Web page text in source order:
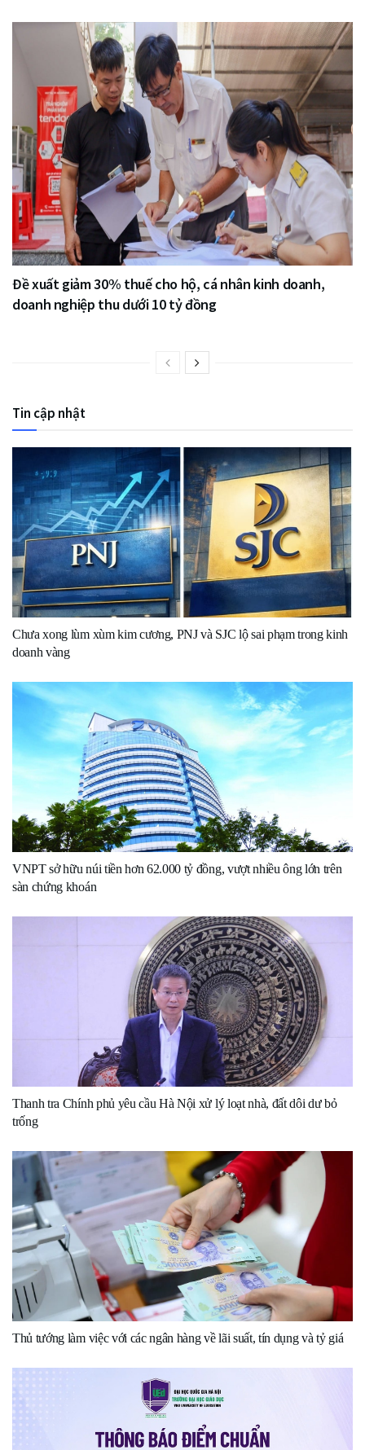
Đề xuất giảm 30% thuế cho hộ, cá nhân kinh doanh,
doanh nghiệp thu dưới 10 tỷ đồng
Tin cập nhật
Chưa xong lùm xùm kim cương, PNJ và SJC lộ sai phạm trong kinh
doanh vàng
VNPT sở hữu núi tiền hơn 62.000 tỷ đồng, vượt nhiều ông lớn trên
sàn chứng khoán
Thanh tra Chính phủ yêu cầu Hà Nội xử lý loạt nhà, đất dôi dư bỏ
trống
Thủ tướng làm việc với các ngân hàng về lãi suất, tín dụng và tỷ giá